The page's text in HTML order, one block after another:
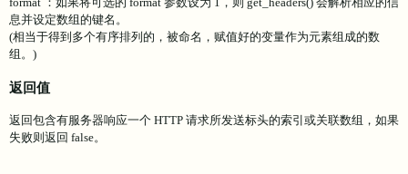
息并设定数组的键名。
(相当于得到多个有序排列的，被命名，赋值好的变量作为元素组成的数
组。)
返回值
返回包含有服务器响应一个 HTTP 请求所发送标头的索引或关联数组，如果
失败则返回 false。